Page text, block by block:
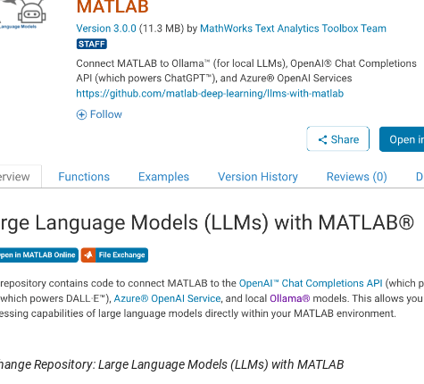
Repository: Large Language Models (LLMs) with MATLAB